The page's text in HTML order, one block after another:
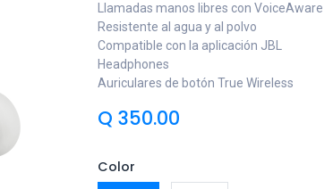
Llamadas manos libres con VoiceAware
Resistente al agua y al polvo
Compatible con la aplicación JBL
Headphones
Auriculares de botón True Wireless
Q 350.00
Color